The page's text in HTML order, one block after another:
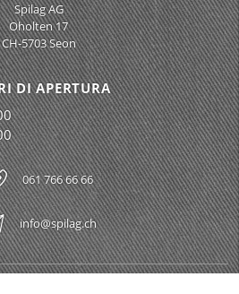
Spilag AG
Oholten 17
CH-5703 Seon
DI APERTURA
061 766 66 66
info@spilag.ch